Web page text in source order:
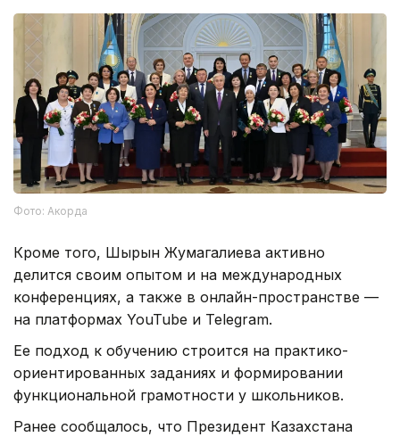
Фото: Акорда
Кроме того, Шырын Жумагалиева активно
делится своим опытом и на международных
конференциях, а также в онлайн-пространстве —
на платформах YouTube и Telegram.
Ее подход к обучению строится на практико-
ориентированных заданиях и формировании
функциональной грамотности у школьников.
Ранее сообщалось, что Президент Казахстана